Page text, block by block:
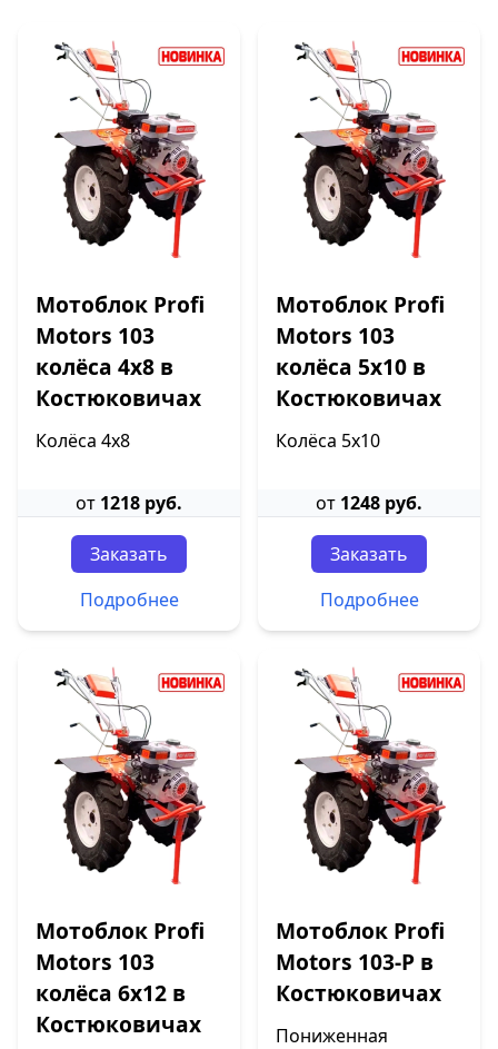
Мотоблок Profi
Motors 103
колёса 4х8 в
Костюковичах
Колёса 4х8
от 1218 руб.
Заказать
Подробнее
Мотоблок Profi
Motors 103
колёса 5х10 в
Костюковичах
Колёса 5х10
от 1248 руб.
Заказать
Подробнее
Мотоблок Profi
Motors 103
колёса 6х12 в
Костюковичах
Мотоблок Profi
Motors 103-P в
Костюковичах
Пониженная